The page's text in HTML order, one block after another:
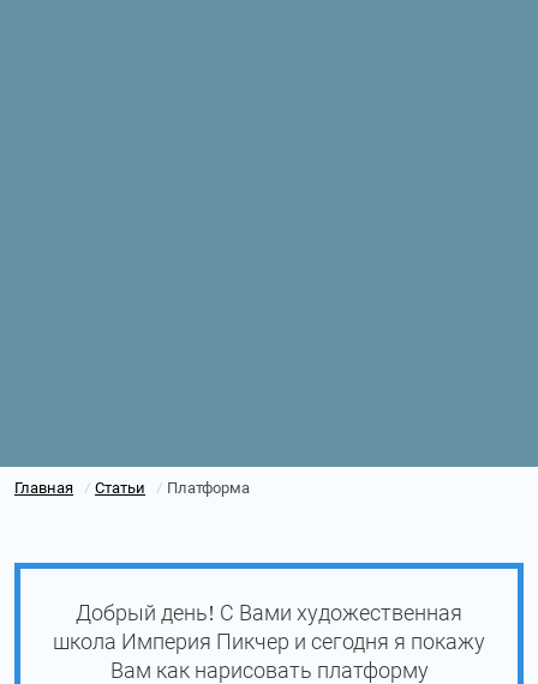
Главная / Статьи / Платформа
Добрый день! С Вами художественная
школа Империя Пикчер и сегодня я покажу
Вам как нарисовать платформу